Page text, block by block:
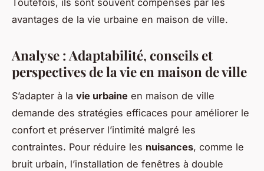
Toutefois, ils sont souvent compensés par les
avantages de la vie urbaine en maison de ville.
Analyse : Adaptabilité, conseils et
perspectives de la vie en maison de ville
S’adapter à la vie urbaine en maison de ville
demande des stratégies efficaces pour améliorer le
confort et préserver l’intimité malgré les
contraintes. Pour réduire les nuisances, comme le
bruit urbain, l’installation de fenêtres à double